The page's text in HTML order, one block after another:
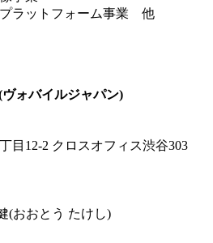
プラットフォーム事業 他
ォバイルジャパン)
目12-2 クロスオフィス渋谷303
おおとう たけし)